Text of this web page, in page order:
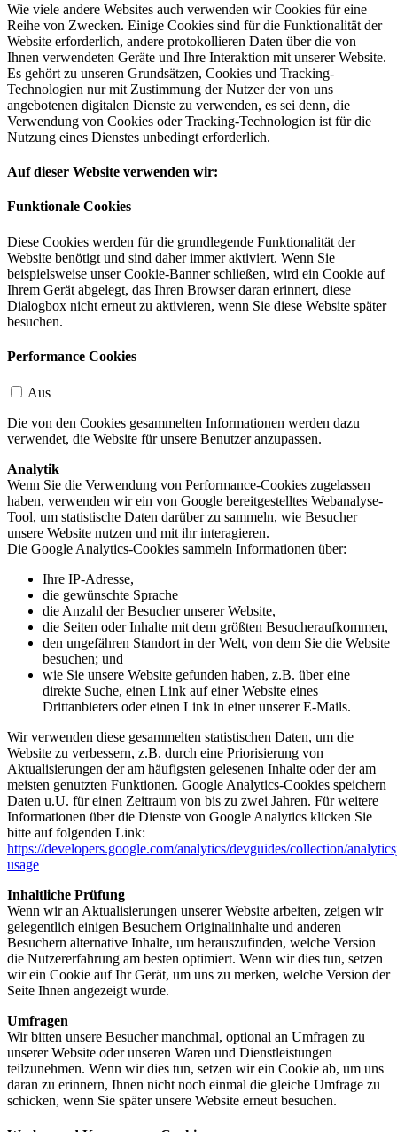
Wie viele andere Websites auch verwenden wir Cookies für eine
Reihe von Zwecken. Einige Cookies sind für die Funktionalität der
Website erforderlich, andere protokollieren Daten über die von
Ihnen verwendeten Geräte und Ihre Interaktion mit unserer Website.
Es gehört zu unseren Grundsätzen, Cookies und Tracking-
Technologien nur mit Zustimmung der Nutzer der von uns
angebotenen digitalen Dienste zu verwenden, es sei denn, die
Verwendung von Cookies oder Tracking-Technologien ist für die
Nutzung eines Dienstes unbedingt erforderlich.
Auf dieser Website verwenden wir:
Funktionale Cookies
Diese Cookies werden für die grundlegende Funktionalität der
Website benötigt und sind daher immer aktiviert. Wenn Sie
beispielsweise unser Cookie-Banner schließen, wird ein Cookie auf
Ihrem Gerät abgelegt, das Ihren Browser daran erinnert, diese
Dialogbox nicht erneut zu aktivieren, wenn Sie diese Website später
besuchen.
Performance Cookies
Aus
Die von den Cookies gesammelten Informationen werden dazu
verwendet, die Website für unsere Benutzer anzupassen.
Analytik
Wenn Sie die Verwendung von Performance-Cookies zugelassen
haben, verwenden wir ein von Google bereitgestelltes Webanalyse-
Tool, um statistische Daten darüber zu sammeln, wie Besucher
unsere Website nutzen und mit ihr interagieren.
Die Google Analytics-Cookies sammeln Informationen über:
Ihre IP-Adresse,
die gewünschte Sprache
die Anzahl der Besucher unserer Website,
die Seiten oder Inhalte mit dem größten Besucheraufkommen,
den ungefähren Standort in der Welt, von dem Sie die Website
besuchen; und
wie Sie unsere Website gefunden haben, z.B. über eine
direkte Suche, einen Link auf einer Website eines
Drittanbieters oder einen Link in einer unserer E-Mails.
Wir verwenden diese gesammelten statistischen Daten, um die
Website zu verbessern, z.B. durch eine Priorisierung von
Aktualisierungen der am häufigsten gelesenen Inhalte oder der am
meisten genutzten Funktionen. Google Analytics-Cookies speichern
Daten u.U. für einen Zeitraum von bis zu zwei Jahren. Für weitere
Informationen über die Dienste von Google Analytics klicken Sie
bitte auf folgenden Link:
https://developers.google.com/analytics/devguides/collection/
usage
Inhaltliche Prüfung
Wenn wir an Aktualisierungen unserer Website arbeiten, zeigen wir
gelegentlich einigen Besuchern Originalinhalte und anderen
Besuchern alternative Inhalte, um herauszufinden, welche Version
die Nutzererfahrung am besten optimiert. Wenn wir dies tun, setzen
wir ein Cookie auf Ihr Gerät, um uns zu merken, welche Version der
Seite Ihnen angezeigt wurde.
Umfragen
Wir bitten unsere Besucher manchmal, optional an Umfragen zu
unserer Website oder unseren Waren und Dienstleistungen
teilzunehmen. Wenn wir dies tun, setzen wir ein Cookie ab, um uns
daran zu erinnern, Ihnen nicht noch einmal die gleiche Umfrage zu
schicken, wenn Sie später unsere Website erneut besuchen.